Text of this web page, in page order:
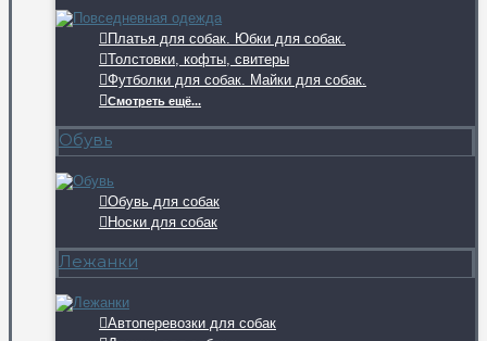
Платья для собак. Юбки для собак.
Толстовки, кофты, свитеры
Футболки для собак. Майки для собак.
Смотреть ещё...
Обувь
Обувь для собак
Носки для собак
Лежанки
Автоперевозки для собак